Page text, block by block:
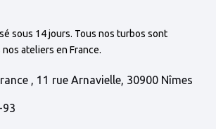
sous 14 jours. Tous nos turbos sont
ateliers en France.
, 11 rue Arnavielle, 30900 Nîmes